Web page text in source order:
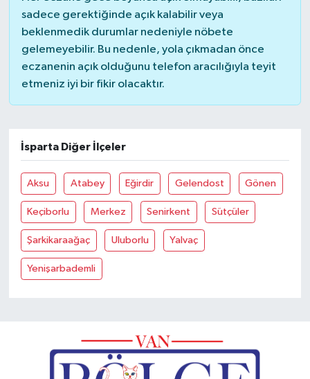
sadece gerektiğinde açık kalabilir veya
beklenmedik durumlar nedeniyle nöbete
gelemeyebilir. Bu nedenle, yola çıkmadan önce
eczanenin açık olduğunu telefon aracılığıyla teyit
etmeniz iyi bir fikir olacaktır.
İsparta Diğer İlçeler
Aksu Atabey Eğirdir Gelendost Gönen
Keçiborlu Merkez Senirkent Sütçüler
Şarkikaraağaç Uluborlu Yalvaç
Yenişarbademli